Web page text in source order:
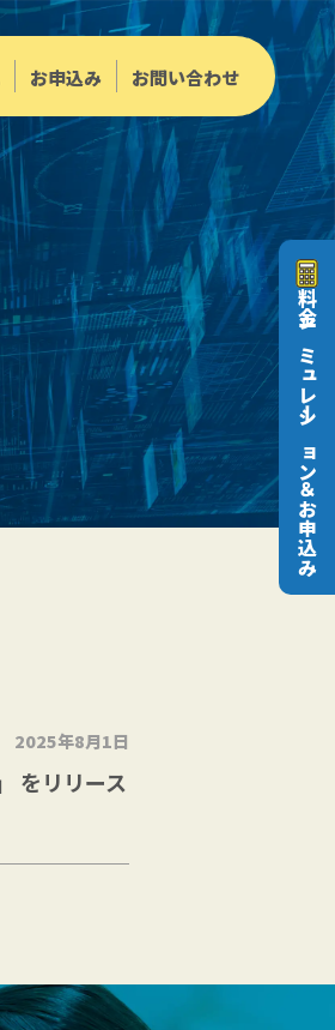
お申込み お問い合わせ
料金シミュレーション＆お申込み
2025年8月1日
をリリース